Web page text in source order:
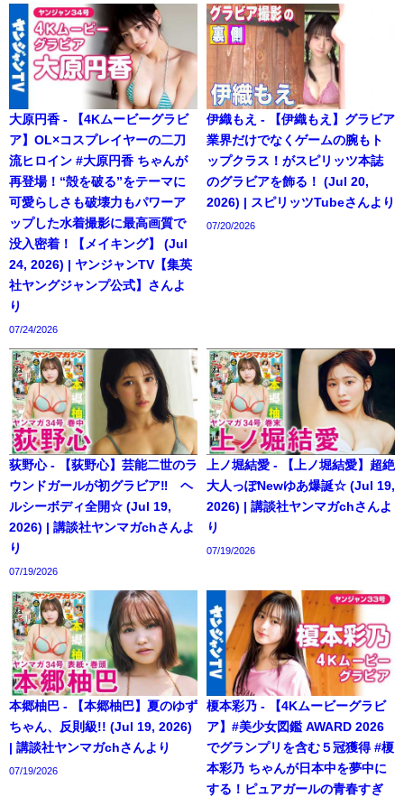
大原円香 - 【4Kムービーグラビ
ア】OL×コスプレイヤーの二刀
流ヒロイン #大原円香 ちゃんが
再登場！“殻を破る”をテーマに
可愛らしさも破壊力もパワーア
ップした水着撮影に最高画質で
没入密着！【メイキング】 (Jul
24, 2026) | ヤンジャンTV【集英
社ヤングジャンプ公式】さんよ
り
07/24/2026
伊織もえ - 【伊織もえ】グラビア
業界だけでなくゲームの腕もト
ップクラス！がスピリッツ本誌
のグラビアを飾る！ (Jul 20,
2026) | スピリッツTubeさんより
07/20/2026
荻野心 - 【荻野心】芸能二世のラ
ウンドガールが初グラビア‼︎ ヘ
ルシーボディ全開☆ (Jul 19,
2026) | 講談社ヤンマガchさんよ
り
07/19/2026
上ノ堀結愛 - 【上ノ堀結愛】超絶
大人っぽNewゆあ爆誕☆ (Jul 19,
2026) | 講談社ヤンマガchさんよ
り
07/19/2026
本郷柚巴 - 【本郷柚巴】夏のゆず
ちゃん、反則級!! (Jul 19, 2026)
| 講談社ヤンマガchさんより
07/19/2026
榎本彩乃 - 【4Kムービーグラビ
ア】#美少女図鑑 AWARD 2026
でグランプリを含む５冠獲得 #榎
本彩乃 ちゃんが日本中を夢中に
する！ピュアガールの青春すぎ